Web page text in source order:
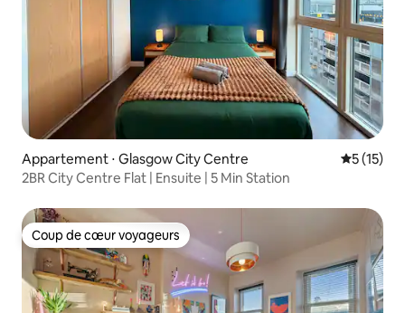
Appartement ⋅ Glasgow City Centre
5 (15)
2BR City Centre Flat | Ensuite | 5 Min Station
Coup de cœur voyageurs
Coup de cœur voyageurs